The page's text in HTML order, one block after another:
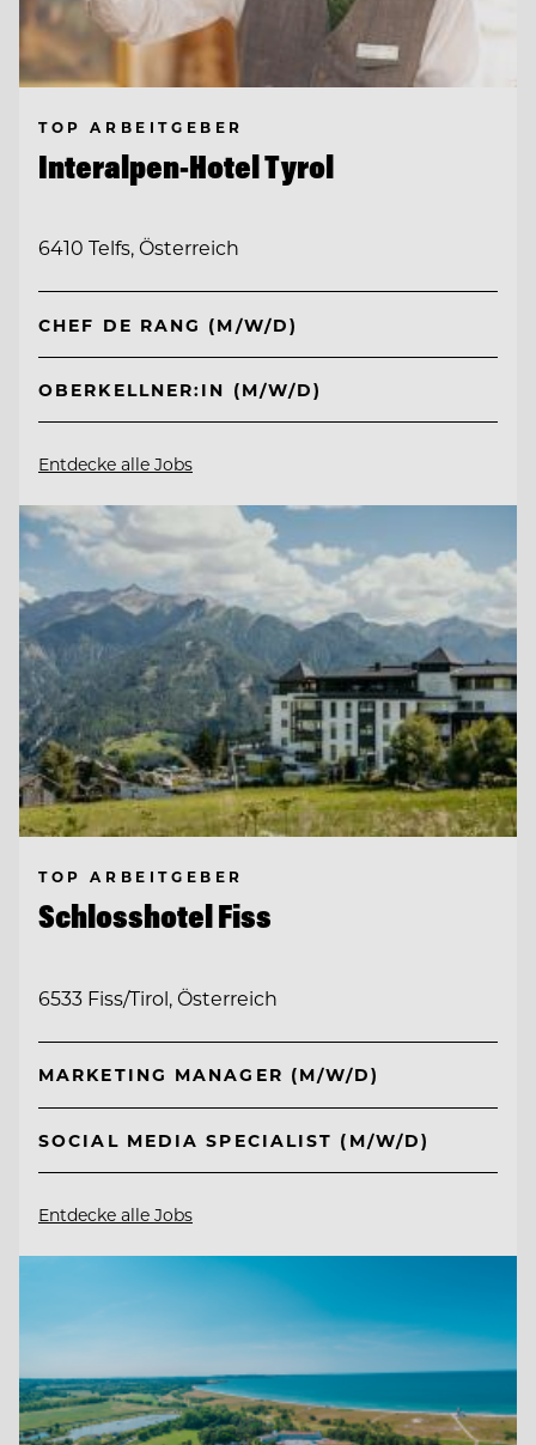
TOP ARBEITGEBER
Interalpen-Hotel Tyrol
6410 Telfs, Österreich
CHEF DE RANG (M/W/D)
OBERKELLNER:IN (M/W/D)
Entdecke alle Jobs
TOP ARBEITGEBER
Schlosshotel Fiss
6533 Fiss/Tirol, Österreich
MARKETING MANAGER (M/W/D)
SOCIAL MEDIA SPECIALIST (M/W/D)
Entdecke alle Jobs